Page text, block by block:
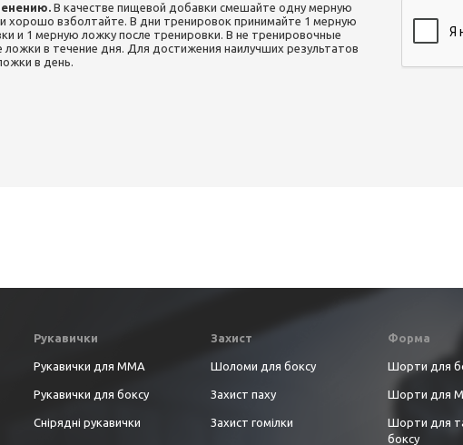
В качестве пищевой добавки смешайте одну мерную
хорошо взболтайте. В дни тренировок принимайте 1 мерную
и 1 мерную ложку после тренировки. В не тренировочные
в течение дня. Для достижения наилучших результатов
в день.
Рукавички
Рукавички для ММА
Рукавички для боксу
Снірядні рукавички
Захист
Шоломи для боксу
Захист паху
Захист гомілки
Форма
Шорти для
Шорти для
Шорти для
боксу